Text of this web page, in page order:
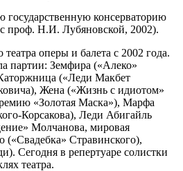
консерваторию
проф. Н.И. Лубяновской, 2002).
оперы и балета с 2002 года.
партии: Земфира («Алеко»
(«Леди Макбет
Жена («Жизнь с идиотом»
«Золотая Маска»), Марфа
Корсакова), Леди Абигайль
Молчанова, мировая
(«Свадебка» Стравинского),
Сегодня в репертуаре солистки
театра.